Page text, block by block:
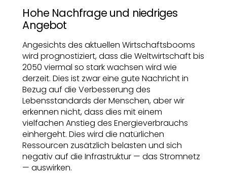
Hohe Nachfrage und niedriges
Angebot
Angesichts des aktuellen Wirtschaftsbooms
wird prognostiziert, dass die Weltwirtschaft bis
2050 viermal so stark wachsen wird wie
derzeit. Dies ist zwar eine gute Nachricht in
Bezug auf die Verbesserung des
Lebensstandards der Menschen, aber wir
erkennen nicht, dass dies mit einem
vielfachen Anstieg des Energieverbrauchs
einhergeht. Dies wird die natürlichen
Ressourcen zusätzlich belasten und sich
negativ auf die Infrastruktur — das Stromnetz
— auswirken.